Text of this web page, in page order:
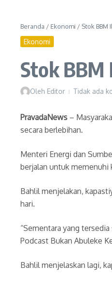
Beranda / Ekonomi / Stok BBM
Ekonomi
Stok
Oleh Editor Tidak ada
PravadaNews –
secara berlebihan.
Menteri Energi dan
berjalan untuk memenuhi
Bahlil menjelakan,
hari.
“Sementara yang
Podcast Bukan Abuleke
Bahlil menjelaskan lagi,